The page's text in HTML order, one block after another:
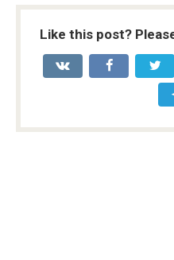
Like this post?